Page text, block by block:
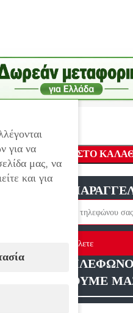
ΠΡΟΣΘΉΚΗ ΣΤΟ
ΓΡΗΓΟΡΗ
Στείλετε
ΜΑΣ
για να
μας, να
και για